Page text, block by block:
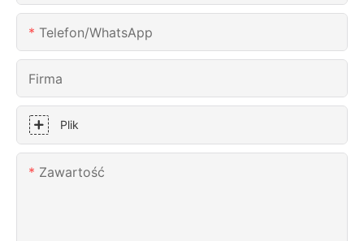
Telefon/WhatsApp
Firma
Plik
Zawartość